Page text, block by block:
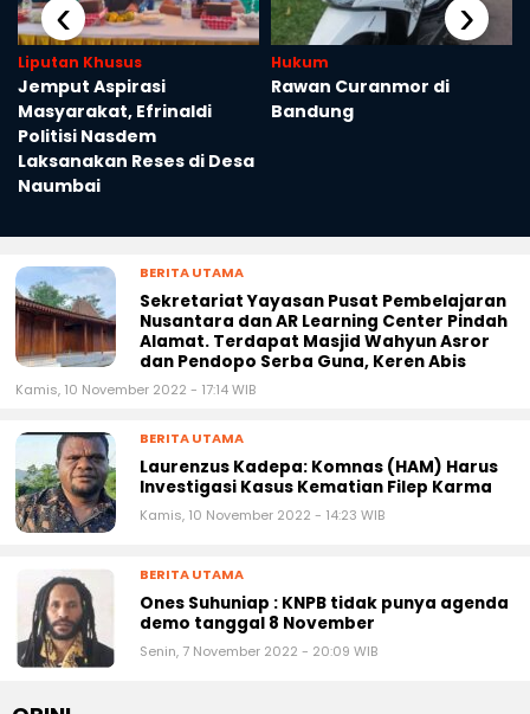
Liputan Khusus
Jemput Aspirasi
Masyarakat, Efrinaldi
Politisi Nasdem
Laksanakan Reses di Desa
Hukum
Rawan Curanmor di
‹ ›
BERITA UTAMA
Sekretariat Yayasan Pusat Pembelajaran
Nusantara dan AR Learning Center Pindah
Alamat. Terdapat Masjid Wahyun Asror
dan Pendopo Serba Guna, Keren Abis
BERITA UTAMA
Laurenzus Kadepa: Komnas (HAM) Harus
Investigasi Kasus Kematian Filep Karma
BERITA UTAMA
Ones Suhuniap : KNPB tidak punya agenda
demo tanggal 8 November